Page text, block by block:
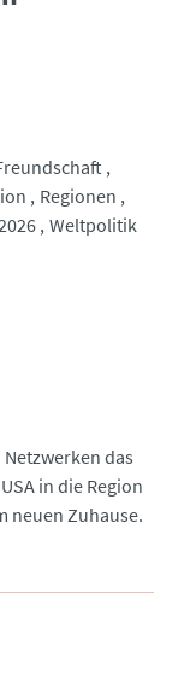
Regionen
Weltpolitik
das
in die Region
neuen Zuhause.